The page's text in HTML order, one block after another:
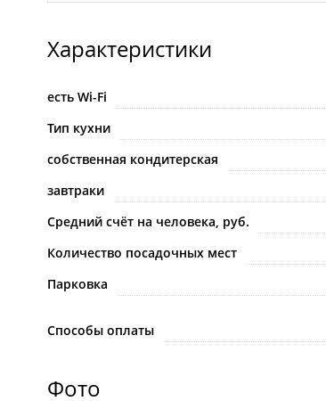
Характеристики
есть Wi-Fi
Тип кухни
собственная кондитерская
завтраки
Средний счёт на человека, руб.
Количество посадочных мест
Парковка
Способы оплаты
Фото